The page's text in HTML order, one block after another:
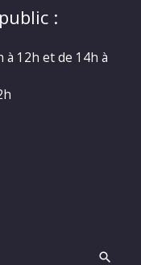
:
12h et de 14h à